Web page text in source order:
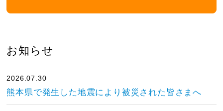
お知らせ
2026.07.30
熊本県で発生した地震により被災された皆さまへ